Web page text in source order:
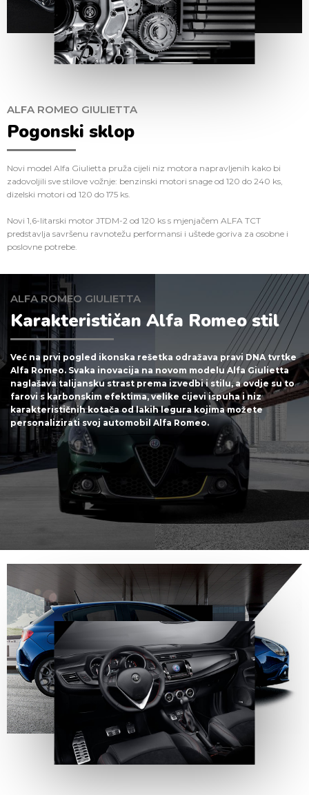
ALFA ROMEO GIULIETTA
Pogonski sklop
Novi model Alfa Giulietta pruža cijeli niz motora napravljenih kako bi
zadovoljili sve stilove vožnje: benzinski motori snage od 120 do 240 ks,
dizelski motori od 120 do 175 ks.
Novi 1,6-litarski motor JTDM-2 od 120 ks s mjenjačem ALFA TCT
predstavlja savršenu ravnotežu performansi i uštede goriva za osobne i
poslovne potrebe.
ALFA ROMEO GIULIETTA
Karakterističan Alfa Romeo stil
Već na prvi pogled ikonska rešetka odražava pravi DNA tvrtke
Alfa Romeo. Svaka inovacija na novom modelu Alfa Giulietta
naglašava talijansku strast prema izvedbi i stilu, a ovdje su to
farovi s karbonskim efektima, velike cijevi ispuha i niz
karakterističnih kotača od lakih legura kojima možete
personalizirati svoj automobil Alfa Romeo.